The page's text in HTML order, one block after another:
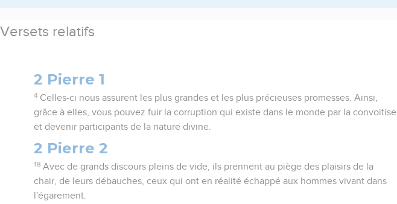
Versets relatifs
2 Pierre 1
4 Celles-ci nous assurent les plus grandes et les plus précieuses promesses. Ainsi,
grâce à elles, vous pouvez fuir la corruption qui existe dans le monde par la convoitise
et devenir participants de la nature divine.
2 Pierre 2
18 Avec de grands discours pleins de vide, ils prennent au piège des plaisirs de la
chair, de leurs débauches, ceux qui ont en réalité échappé aux hommes vivant dans
l'égarement.